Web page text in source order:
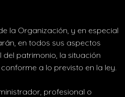
la Organización, y en especial
en todos sus aspectos
del patrimonio, la situación
a lo previsto en la ley.
profesional o